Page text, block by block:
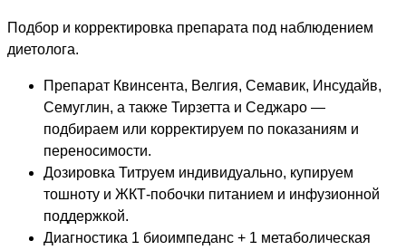
Подбор и корректировка препарата под наблюдением
диетолога.
Препарат Квинсента, Велгия, Семавик, Инсудайв,
Семуглин, а также Тирзетта и Седжаро —
подбираем или корректируем по показаниям и
переносимости.
Дозировка Титруем индивидуально, купируем
тошноту и ЖКТ-побочки питанием и инфузионной
поддержкой.
Диагностика 1 биоимпеданс + 1 метаболическая